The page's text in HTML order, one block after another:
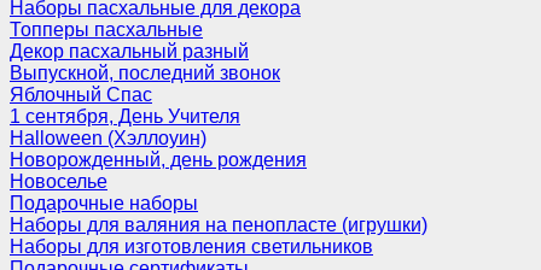
Наборы пасхальные для декора
Топперы пасхальные
Декор пасхальный разный
Выпускной, последний звонок
Яблочный Спас
1 сентября, День Учителя
Halloween (Хэллоуин)
Новорожденный, день рождения
Новоселье
Подарочные наборы
Наборы для валяния на пенопласте (игрушки)
Наборы для изготовления светильников